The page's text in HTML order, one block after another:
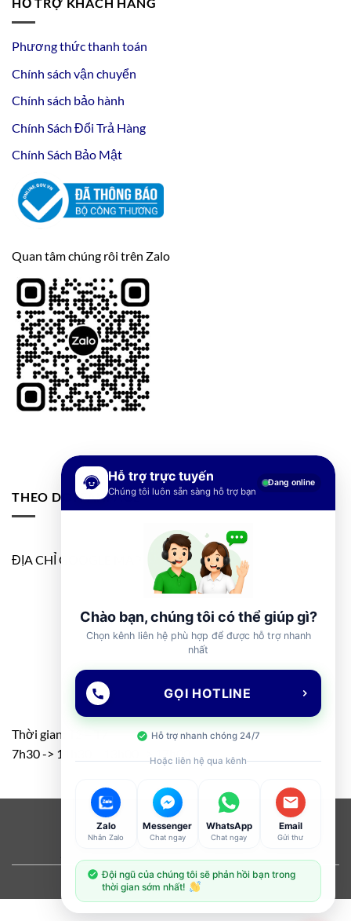
HỖ TRỢ KHÁCH HÀNG
Phương thức thanh toán
Chính sách vận chuyển
Chính sách bảo hành
Chính Sách Đổi Trả Hàng
Chính Sách Bảo Mật
Quan tâm chúng rôi trên Zalo
THEO DÕI FANPAGE
ĐỊA CHỈ GOOGLE MAP
Thời gian: T2 – T7
7h30 -> 11h30 – 13h00 -> 17h00
Visa PayPal Stripe MasterCard
Cash
On
Delivery
Copyright 2026 ©Flatsome Theme
Hỗ trợ trực tuyến
Chúng tôi luôn sẵn sàng hỗ trợ bạn
Đang online
Chào bạn, chúng tôi có thể giúp gì?
Chọn kênh liên hệ phù hợp để được hỗ trợ nhanh
nhất
GỌI HOTLINE
Hỗ trợ nhanh chóng 24/7
Hoặc liên hệ qua kênh
Zalo
Nhắn Zalo
Messenger
Chat ngay
WhatsApp
Chat ngay
Email
Gửi thư
Đội ngũ của chúng tôi sẽ phản hồi bạn trong
thời gian sớm nhất!